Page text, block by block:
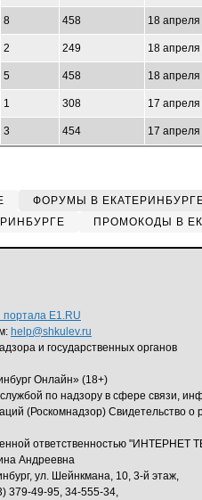
8 458 18
2 249 18
5 458 18
1 308 17
3 454 17
ФОРУМЫ В
ПРОМОКОДЫ В
E1.RU
help@shkulev.ru
и государственных органов
Онлайн» (18+)
по надзору в сфере связи,
(Роскомнадзор) Свидетельство о
ответственностью
Андреевна
ул. Шейнкмана, 10, 3-й этаж,
379-49-95, 34-555-34,